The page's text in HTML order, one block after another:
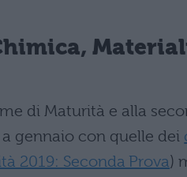
di Maturità e alla
gennaio con quelle dei
2019: Seconda Prova)